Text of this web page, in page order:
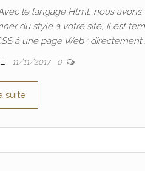
le langage Html, nous
du style à votre site, il est
à une page Web : directement…
11/11/2017 0
suite